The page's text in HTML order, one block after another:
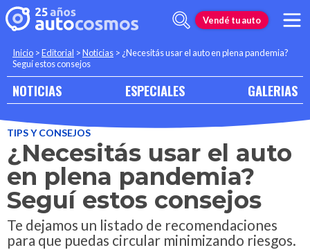
Vendé tu auto
Inicio >Editorial >Noticias > ¿Necesitás usar el auto en plena pandemia?
Seguí estos consejos
NOTICIAS ESPECIALES GALERIAS
TIPS Y CONSEJOS
¿Necesitás usar el auto
en plena pandemia?
Seguí estos consejos
Te dejamos un listado de recomendaciones
para que puedas circular minimizando riesgos.